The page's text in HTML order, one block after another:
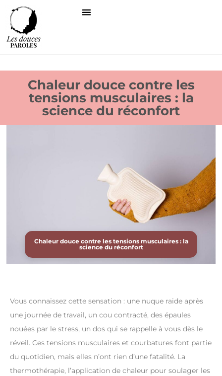
Chaleur douce contre les
tensions musculaires : la
science du réconfort
Chaleur douce contre les tensions musculaires : la
science du réconfort
Vous connaissez cette sensation : une nuque raide après
une journée de travail, un cou contracté, des épaules
nouées par le stress, un dos qui se rappelle à vous dès le
réveil. Ces tensions musculaires et courbatures font partie
du quotidien, mais elles n’ont rien d’une fatalité. La
thermothérapie, l’application de chaleur pour soulager les